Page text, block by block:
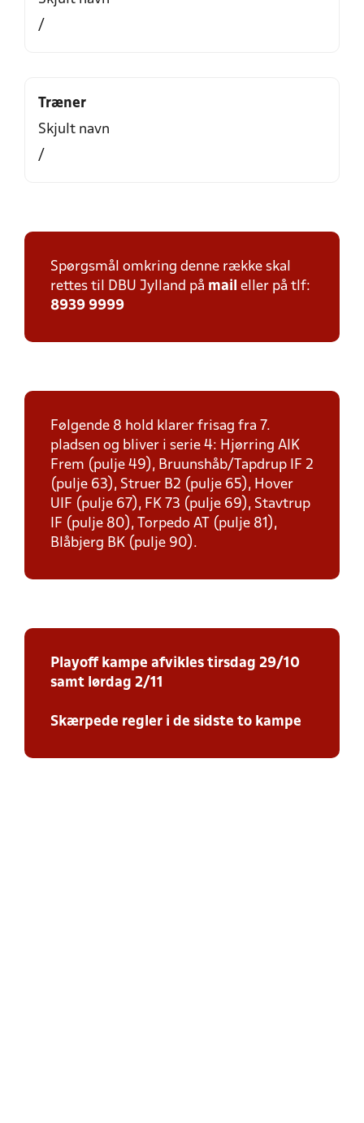
/
Træner
Skjult navn
/
Spørgsmål omkring denne række skal
rettes til DBU Jylland på mail eller på tlf:
8939 9999
Følgende 8 hold klarer frisag fra 7.
pladsen og bliver i serie 4: Hjørring AIK
Frem (pulje 49), Bruunshåb/Tapdrup IF 2
(pulje 63), Struer B2 (pulje 65), Hover
UIF (pulje 67), FK 73 (pulje 69), Stavtrup
IF (pulje 80), Torpedo AT (pulje 81),
Blåbjerg BK (pulje 90).
Playoff kampe afvikles tirsdag 29/10
samt lørdag 2/11
Skærpede regler i de sidste to kampe